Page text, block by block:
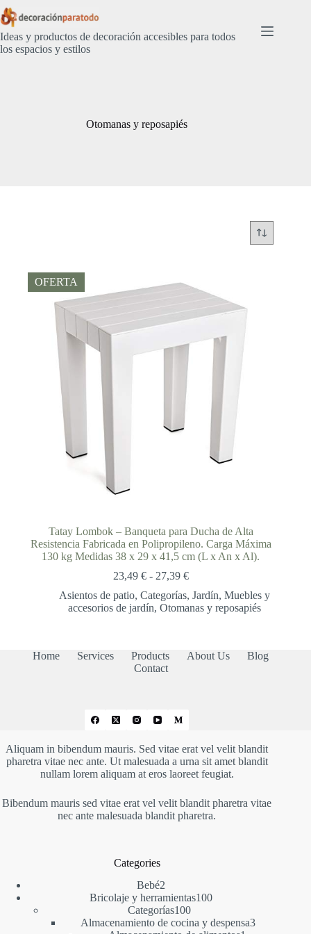
Saltar
al
contenido
Ideas y productos de decoración accesibles para todos
los espacios y estilos
Otomanas y reposapiés
OFERTA
Tatay Lombok – Banqueta para Ducha de Alta
Resistencia Fabricada en Polipropileno. Carga Máxima
130 kg Medidas 38 x 29 x 41,5 cm (L x An x Al).
23,49 € - 27,39 €Rango
precios:
desde
27,39 €
Asientos de patio,Categorías,Jardín,Muebles y
accesorios de jardín,Otomanas y reposapiés
Home Services Products About Us
Blog
Contact
Aliquam in bibendum mauris. Sed vitae erat vel velit blandit
pharetra vitae nec ante. Ut malesuada a urna sit amet blandit
nullam lorem aliquam at eros laoreet feugiat.
Bibendum mauris sed vitae erat vel velit blandit pharetra vitae
nec ante malesuada blandit pharetra.
Categories
Bebé22
productos
Bricolaje y herramientas100100
Categorías100100
productos
Almacenamiento de cocina y despensa33